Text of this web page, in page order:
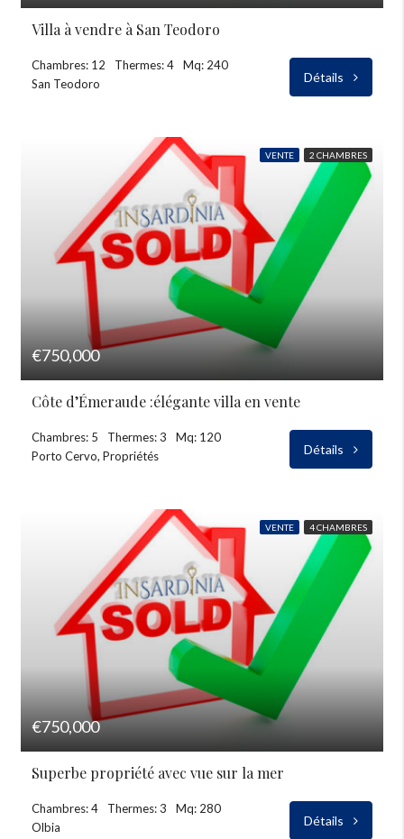
Villa à vendre à San Teodoro
Chambres: 12 Thermes: 4
Mq: 240
San Teodoro
Détails
VENTE 2 CHAMBRES
€750,000
Côte d’Émeraude :élégante villa en vente
Chambres: 5 Thermes: 3
Mq: 120
Porto Cervo, Propriétés
Détails
VENTE 4 CHAMBRES
€750,000
Superbe propriété avec vue sur la mer
Chambres: 4 Thermes: 3
Mq: 280
Olbia
Détails